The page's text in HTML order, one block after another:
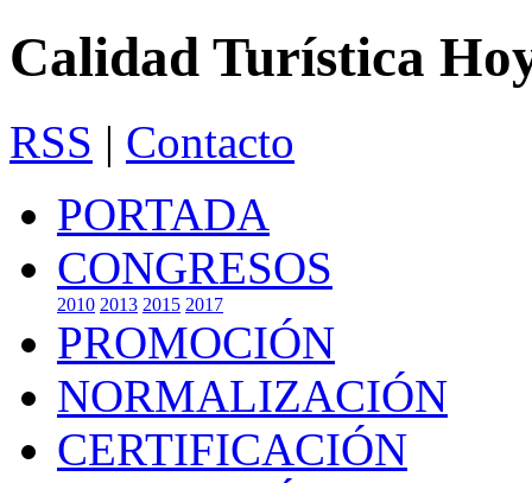
Calidad Turística
RSS | Contacto
PORTADA
CONGRESOS
2010 2013 2015 2017
PROMOCIÓN
NORMALIZACIÓN
CERTIFICACIÓN